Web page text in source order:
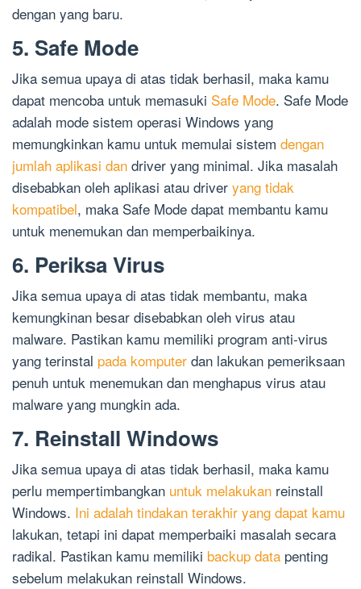
dengan yang baru.
5. Safe Mode
Jika semua upaya di atas tidak berhasil, maka kamu
dapat mencoba untuk memasuki Safe Mode. Safe Mode
adalah mode sistem operasi Windows yang
memungkinkan kamu untuk memulai sistem dengan
jumlah aplikasi dan driver yang minimal. Jika masalah
disebabkan oleh aplikasi atau driver yang tidak
kompatibel, maka Safe Mode dapat membantu kamu
untuk menemukan dan memperbaikinya.
6. Periksa Virus
Jika semua upaya di atas tidak membantu, maka
kemungkinan besar disebabkan oleh virus atau
malware. Pastikan kamu memiliki program anti-virus
yang terinstal pada komputer dan lakukan pemeriksaan
penuh untuk menemukan dan menghapus virus atau
malware yang mungkin ada.
7. Reinstall Windows
Jika semua upaya di atas tidak berhasil, maka kamu
perlu mempertimbangkan untuk melakukan reinstall
Windows. Ini adalah tindakan terakhir yang dapat kamu
lakukan, tetapi ini dapat memperbaiki masalah secara
radikal. Pastikan kamu memiliki backup data penting
sebelum melakukan reinstall Windows.